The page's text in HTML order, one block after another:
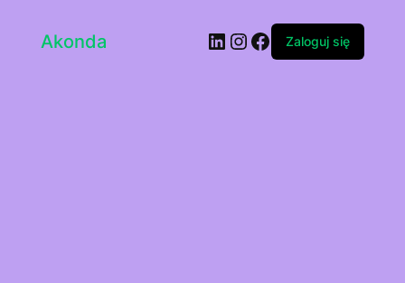
Akonda LinkedIn
Instagram
Facebook
Zaloguj się